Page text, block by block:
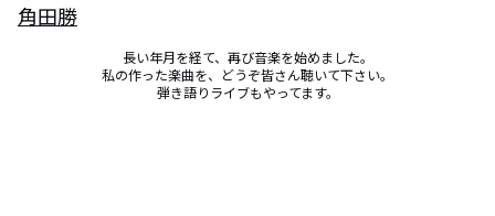
角田勝
長い年月を経て、再び音楽を始めました。
私の作った楽曲を、どうぞ皆さん聴いて下さい。
弾き語りライブもやってます。